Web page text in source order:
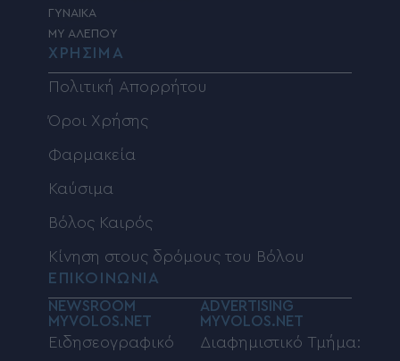
ΓΥΝΑΙΚΑ
MY ΑΛΕΠΟΥ
ΧΡΗΣΙΜΑ
Πολιτική Απορρήτου
Όροι Χρήσης
Φαρμακεία
Καύσιμα
Βόλος Καιρός
Κίνηση στους δρόμους του Βόλου
ΕΠΙΚΟΙΝΩΝΙΑ
NEWSROOM
MYVOLOS.NET
Ειδησεογραφικό
ADVERTISING
MYVOLOS.NET
Διαφημιστικό Τμήμα: